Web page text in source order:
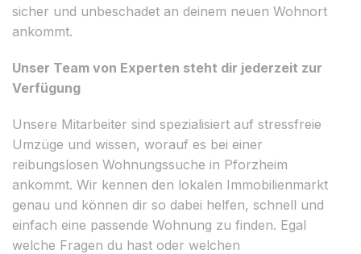
sicher und unbeschadet an deinem neuen Wohnort
ankommt.
Unser Team von Experten steht dir jederzeit zur
Verfügung
Unsere Mitarbeiter sind spezialisiert auf stressfreie
Umzüge und wissen, worauf es bei einer
reibungslosen Wohnungssuche in Pforzheim
ankommt. Wir kennen den lokalen Immobilienmarkt
genau und können dir so dabei helfen, schnell und
einfach eine passende Wohnung zu finden. Egal
welche Fragen du hast oder welchen